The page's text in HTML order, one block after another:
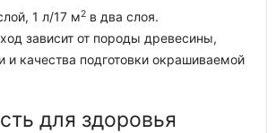
1 л/17 м2 в два слоя.
зависит от породы древесины,
и качества подготовки окрашиваемой
для здоровья